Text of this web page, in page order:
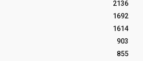
2136
1692
1614
903
855